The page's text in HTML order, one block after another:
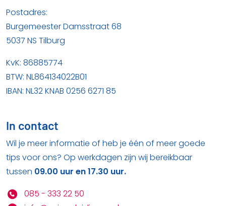
Postadres:
Burgemeester Damsstraat 68
5037 NS Tilburg
KvK: 86885774
BTW: NL864134022B01
IBAN: NL32 KNAB 0256 6271 85
In contact
Wil je meer informatie of heb je één of meer goede
tips voor ons? Op werkdagen zijn wij bereikbaar
tussen 09.00 uur en 17.30 uur.
085 - 333 22 50